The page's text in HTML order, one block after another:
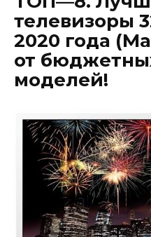
телевизоры
2020 года
от
моделей!